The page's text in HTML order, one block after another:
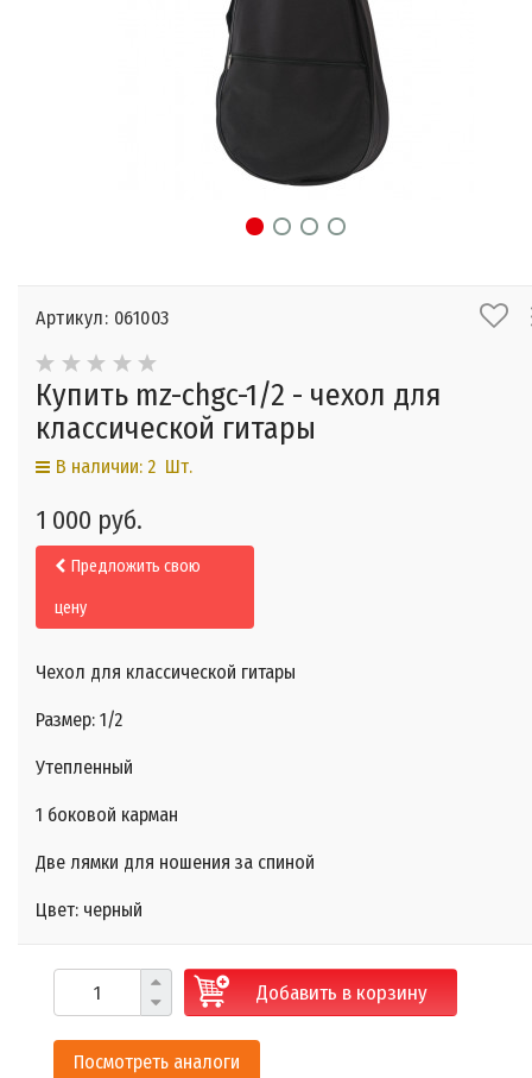
Артикул: 061003
Купить mz-chgc-1/2 - чехол для
классической гитары
В наличии: 2 Шт.
1 000 руб.
Предложить свою
цену
Чехол для классической гитары
Размер: 1/2
Утепленный
1 боковой карман
Две лямки для ношения за спиной
Цвет: черный
Добавить в корзину
Посмотреть аналоги